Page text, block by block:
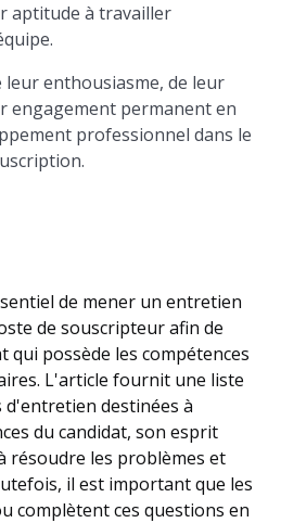
aptitude à travailler
leur enthousiasme, de leur
engagement permanent en
professionnel dans le
de mener un entretien
de souscripteur afin de
qui possède les compétences
L'article fournit une liste
destinées à
du candidat, son esprit
résoudre les problèmes et
il est important que les
complètent ces questions en